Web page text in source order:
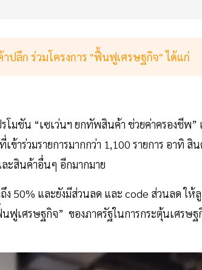
ปลีก ร่วมโครงการ "ฟื้นฟูเศรษฐกิจ" ได้แก่
โมชัน “เซเว่นฯ ยกทัพสินค้า ช่วยค่าครองชีพ
ข้าร่วมรายการมากกว่า 1,100 รายการ อาทิ
ะสินค้าอื่นๆ อีกมากมาย
50% และยังมีส่วนลด และ code ส่วนลด ให้
นฟูเศรษฐกิจ” ของภาครัฐในการกระตุ้นเศรษ